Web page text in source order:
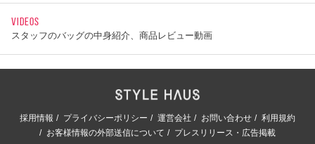
VIDEOS
スタッフのバッグの中身紹介、商品レビュー動画
採用情報 プライバシーポリシー 運営会社 お問い合わせ
利用規約
お客様情報の外部送信について
プレスリリース・広告掲載